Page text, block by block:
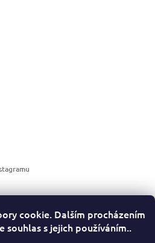
cookie. Dalším procházením
s jejich používáním..